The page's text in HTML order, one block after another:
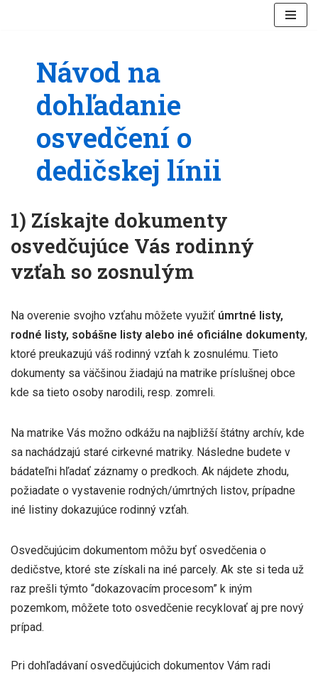
obsahNávod na
dohľadanie
osvedčení o
dedičskej línii
1) Získajte dokumenty
osvedčujúce Vás rodinný
vzťah so zosnulým
Na overenie svojho vzťahu môžete využiť úmrtné listy,
rodné listy, sobášne listy alebo iné oficiálne dokumenty,
ktoré preukazujú váš rodinný vzťah k zosnulému. Tieto
dokumenty sa väčšinou žiadajú na matrike príslušnej obce
kde sa tieto osoby narodili, resp. zomreli.
Na matrike Vás možno odkážu na najbližší štátny archív, kde
sa nachádzajú staré cirkevné matriky. Následne budete v
bádateľni hľadať záznamy o predkoch. Ak nájdete zhodu,
požiadate o vystavenie rodných/úmrtných listov, prípadne
iné listiny dokazujúce rodinný vzťah.
Osvedčujúcim dokumentom môžu byť osvedčenia o
dedičstve, ktoré ste získali na iné parcely. Ak ste si teda už
raz prešli týmto “dokazovacím procesom” k iným
pozemkom, môžete toto osvedčenie recyklovať aj pre nový
prípad.
Pri dohľadávaní osvedčujúcich dokumentov Vám radi